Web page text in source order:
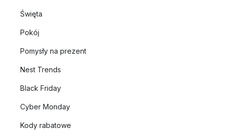
Święta
Pokój
Pomysły na prezent
Nest Trends
Black Friday
Cyber Monday
Kody rabatowe